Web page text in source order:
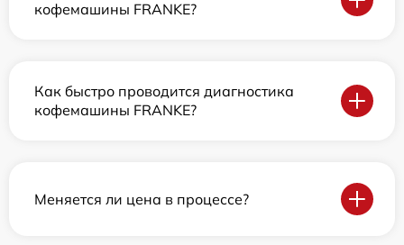
кофемашины FRANKE?
Как быстро проводится диагностика
кофемашины FRANKE?
Меняется ли цена в процессе?